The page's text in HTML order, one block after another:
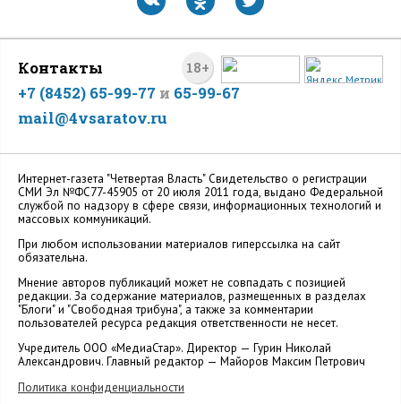
18+
Контакты
+7 (8452) 65-99-77 и 65-99-67
mail@4vsaratov.ru
Интернет-газета "Четвертая Власть" Cвидетельство о регистрации
СМИ Эл №ФС77-45905 от 20 июля 2011 года, выдано Федеральной
службой по надзору в сфере связи, информационных технологий и
массовых коммуникаций.
При любом использовании материалов гиперссылка на сайт
обязательна.
Мнение авторов публикаций может не совпадать с позицией
редакции. За содержание материалов, размещенных в разделах
"Блоги" и "Свободная трибуна", а также за комментарии
пользователей ресурса редакция ответственности не несет.
Учредитель ООО «МедиаСтар». Директор — Гурин Николай
Александрович. Главный редактор — Майоров Максим Петрович
Политика конфиденциальности